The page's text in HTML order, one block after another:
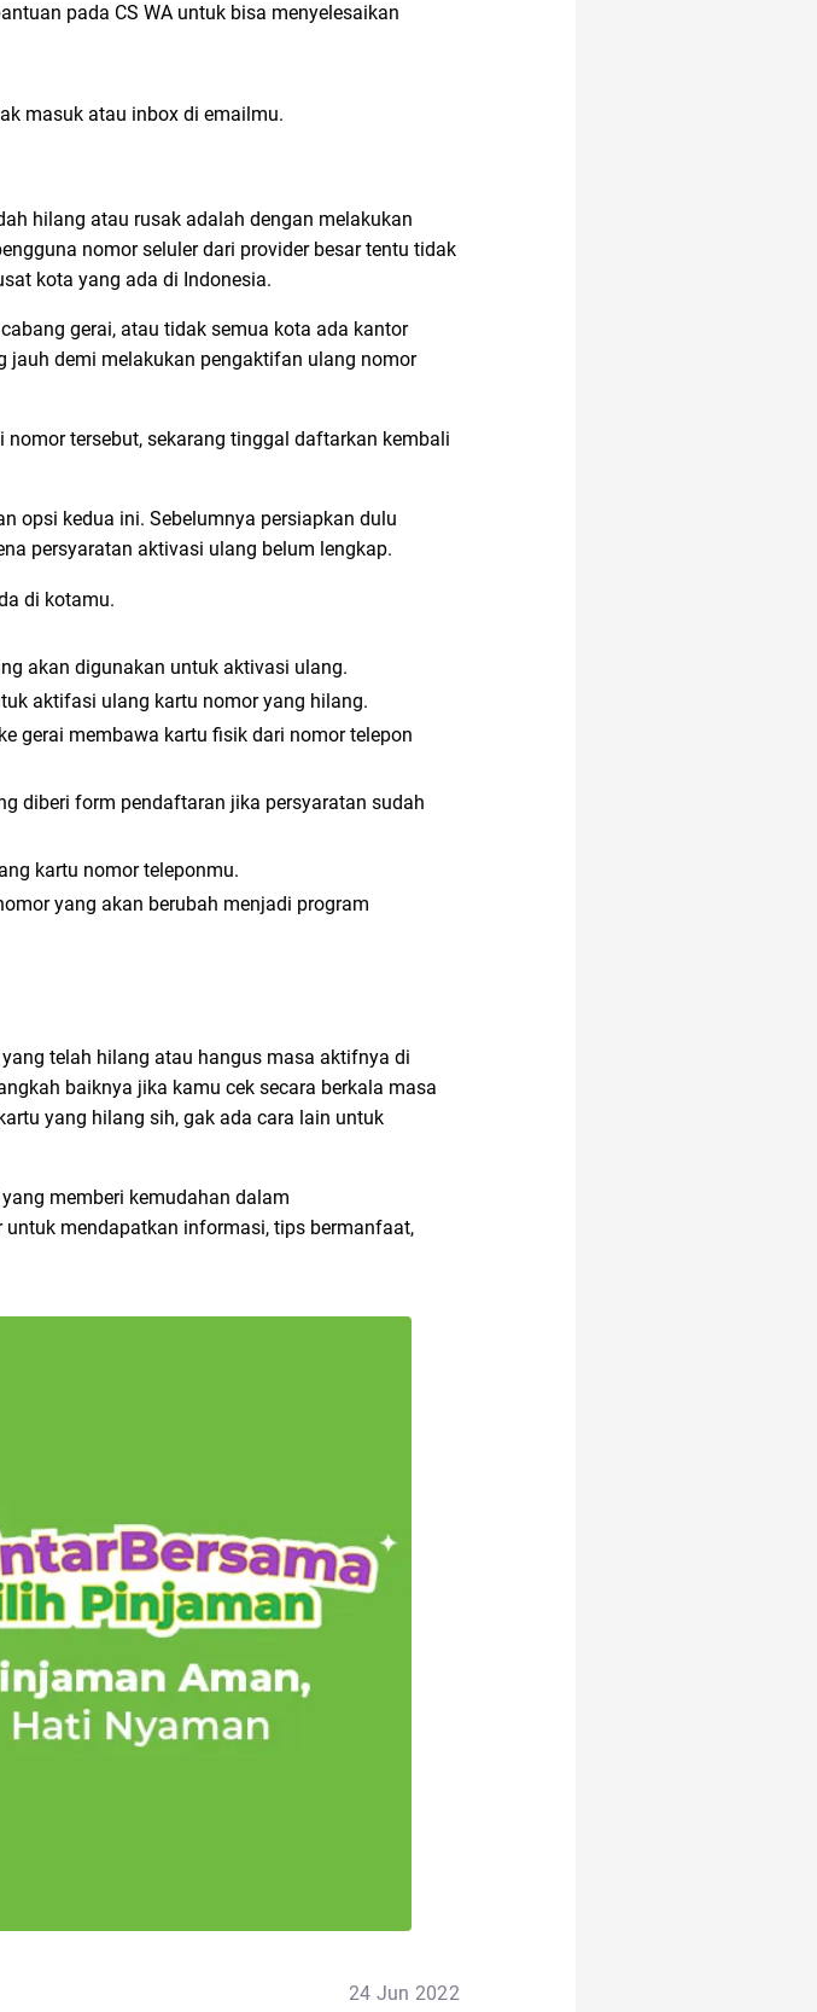
pada CS WA untuk bisa menyelesaikan
masuk atau inbox di emailmu.
hilang atau rusak adalah dengan melakukan
nomor seluler dari provider besar tentu tidak
kota yang ada di Indonesia.
gerai, atau tidak semua kota ada kantor
jauh demi melakukan pengaktifan ulang nomor
tersebut, sekarang tinggal daftarkan kembali
opsi kedua ini. Sebelumnya persiapkan dulu
persyaratan aktivasi ulang belum lengkap.
di kotamu.
akan digunakan untuk aktivasi ulang.
aktifasi ulang kartu nomor yang hilang.
gerai membawa kartu fisik dari nomor telepon
diberi form pendaftaran jika persyaratan sudah
kartu nomor teleponmu.
yang akan berubah menjadi program
telah hilang atau hangus masa aktifnya di
baiknya jika kamu cek secara berkala masa
yang hilang sih, gak ada cara lain untuk
memberi kemudahan dalam
untuk mendapatkan informasi, tips bermanfaat,
24 Jun 2022